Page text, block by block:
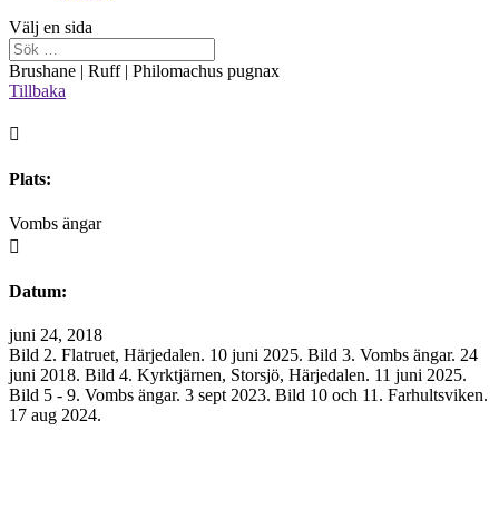
Välj en sida
Brushane | Ruff | Philomachus pugnax
Tillbaka

Plats:
Vombs ängar

Datum:
juni 24, 2018
Bild 2. Flatruet, Härjedalen. 10 juni 2025. Bild 3. Vombs ängar. 24
juni 2018. Bild 4. Kyrktjärnen, Storsjö, Härjedalen. 11 juni 2025.
Bild 5 - 9. Vombs ängar. 3 sept 2023. Bild 10 och 11. Farhultsviken.
17 aug 2024.